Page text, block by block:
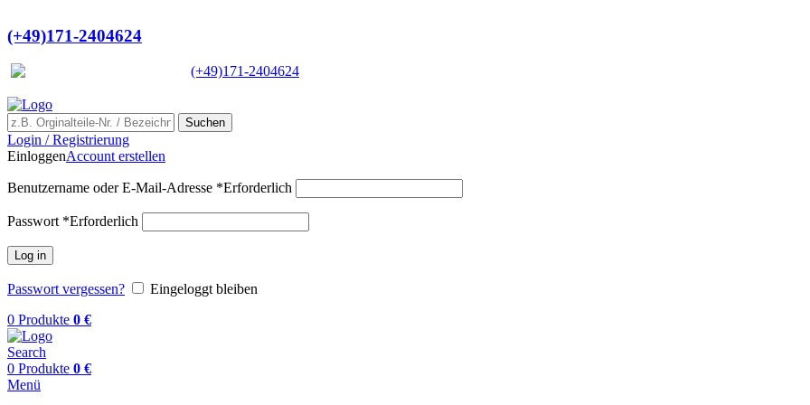
(+49)171-2404624
(+49)171-2404624
Suchen
Login / Registrierung
EinloggenAccount erstellen
Benutzername oder E-Mail-Adresse *Erforderlich
Passwort *Erforderlich
Log in
Passwort vergessen?
Eingeloggt bleiben
0 Produkte 0 €
Search
0 Produkte 0 €
Menü